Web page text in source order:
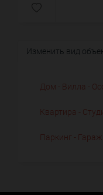
Изменить вид
Дом - Вилла -
Квартира -
Паркинг - Гараж